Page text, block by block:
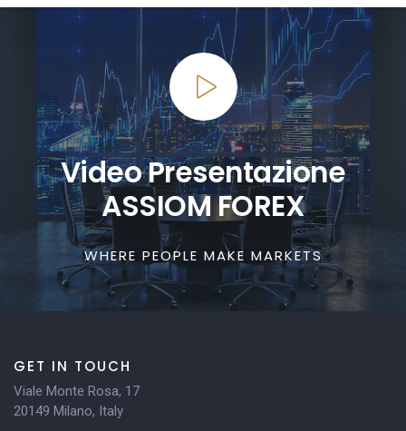
Video Presentazione
ASSIOM FOREX
WHERE PEOPLE MAKE MARKETS
GET IN TOUCH
Viale Monte Rosa, 17
20149 Milano, Italy